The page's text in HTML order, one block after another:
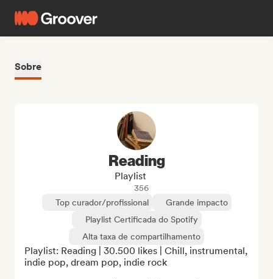
Sobre
Reading
Playlist
356
Top curador/profissional
Grande impacto
Playlist Certificada do Spotify
Alta taxa de compartilhamento
Playlist: Reading | 30.500 likes | Chill, instrumental,
indie pop, dream pop, indie rock